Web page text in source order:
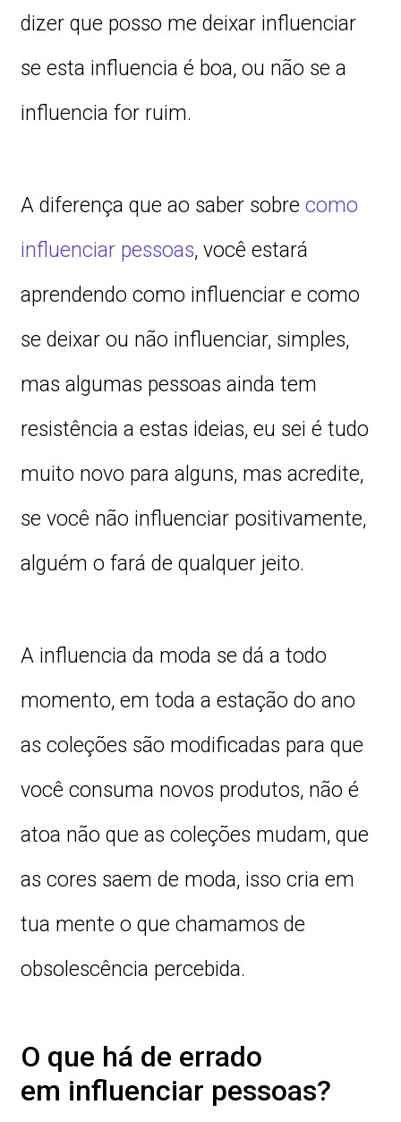
dizer que posso me deixar influenciar
se esta influencia é boa, ou não se a
influencia for ruim.
A diferença que ao saber sobre como
influenciar pessoas, você estará
aprendendo como influenciar e como
se deixar ou não influenciar, simples,
mas algumas pessoas ainda tem
resistência a estas ideias, eu sei é tudo
muito novo para alguns, mas acredite,
se você não influenciar positivamente,
alguém o fará de qualquer jeito.
A influencia da moda se dá a todo
momento, em toda a estação do ano
as coleções são modificadas para que
você consuma novos produtos, não é
atoa não que as coleções mudam, que
as cores saem de moda, isso cria em
tua mente o que chamamos de
obsolescência percebida.
O que há de errado
em influenciar pessoas?